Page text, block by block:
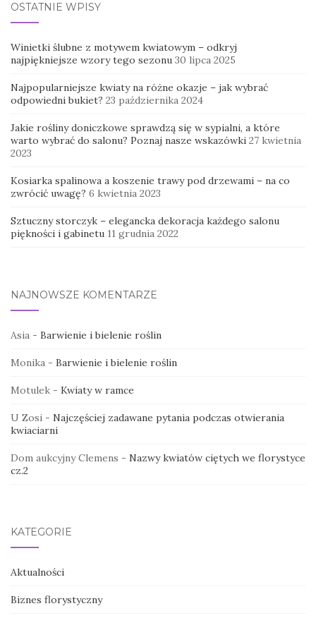
OSTATNIE WPISY
Winietki ślubne z motywem kwiatowym – odkryj
najpiękniejsze wzory tego sezonu 30 lipca 2025
Najpopularniejsze kwiaty na różne okazje – jak wybrać
odpowiedni bukiet? 23 października 2024
Jakie rośliny doniczkowe sprawdzą się w sypialni, a które
warto wybrać do salonu? Poznaj nasze wskazówki 27 kwietnia
2023
Kosiarka spalinowa a koszenie trawy pod drzewami – na co
zwrócić uwagę? 6 kwietnia 2023
Sztuczny storczyk – elegancka dekoracja każdego salonu
piękności i gabinetu 11 grudnia 2022
NAJNOWSZE KOMENTARZE
Asia - Barwienie i bielenie roślin
Monika - Barwienie i bielenie roślin
Motulek - Kwiaty w ramce
U Zosi - Najczęściej zadawane pytania podczas otwierania
kwiaciarni
Dom aukcyjny Clemens - Nazwy kwiatów ciętych we florystyce
cz.2
KATEGORIE
Aktualności
Biznes florystyczny